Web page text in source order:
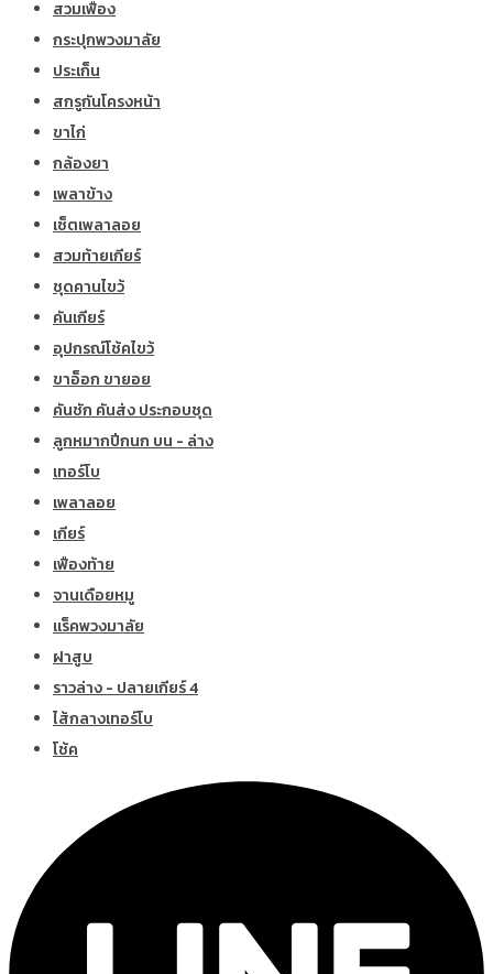
สวมเฟือง
กระปุกพวงมาลัย
ประเก็น
สกรูกันโครงหน้า
ขาไก่
กล้องยา
เพลาข้าง
เซ็ตเพลาลอย
สวมท้ายเกียร์
ชุดคานไขว้
คันเกียร์
อุปกรณ์โช้คไขว้
ขาอ็อก ขายอย
คันชัก คันส่ง ประกอบชุด
ลูกหมากปีกนก บน - ล่าง
เทอร์โบ
เพลาลอย
เกียร์
เฟืองท้าย
จานเดือยหมู
แร็คพวงมาลัย
ฝาสูบ
ราวล่าง - ปลายเกียร์ 4
ไส้กลางเทอร์โบ
โช้ค